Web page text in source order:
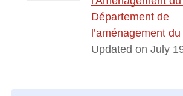
Département de
l’aménagement
Updated on July